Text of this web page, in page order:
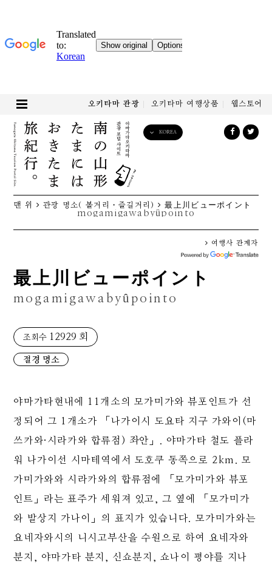
오키타마 관광 오키타마 여행상품 웹스토어
KOREA
繁體中文
맨 위 관광 명소( 볼거리・즐길거리) 最上川ビューポイント
mogamigawabyûpointo
여행사 관계자
最上川ビューポイント
mogamigawabyûpointo
조회수 12929 회
절경 명소
야마가타현내에 11개소의 모가미가와 뷰포인트가 선
정되어 그 1개소가 「나가이시 도요타 지구 가와이(마
쓰카와·시라카와 합류점) 좌안」. 야마가타 철도 플라
워 나가이선 시마테역에서 도호쿠 동쪽으로 2km. 모
가미가와와 시라카와의 합류점에 「모가미가와 뷰포
인트」라는 표주가 세워져 있고, 그 옆에 「모가미가
와 발상지 가나이」의 표지가 있습니다. 모가미가와는
요네자와시의 니시고부산을 수원으로 하여 요네자와
분지, 야마가타 분지, 신쇼분지, 쇼나이 평야를 지나